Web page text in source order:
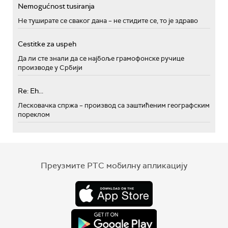
Nemogućnost tusiranja
Не туширате се сваког дана – не стидите се, то је здраво
Cestitke za uspeh
Да ли сте знали да се најбоље грамофонске ручице
производе у Србији
Re: Eh...
Лесковачка спржа – производ са заштићеним географским
пореклом
Преузмите РТС мобилну апликацију